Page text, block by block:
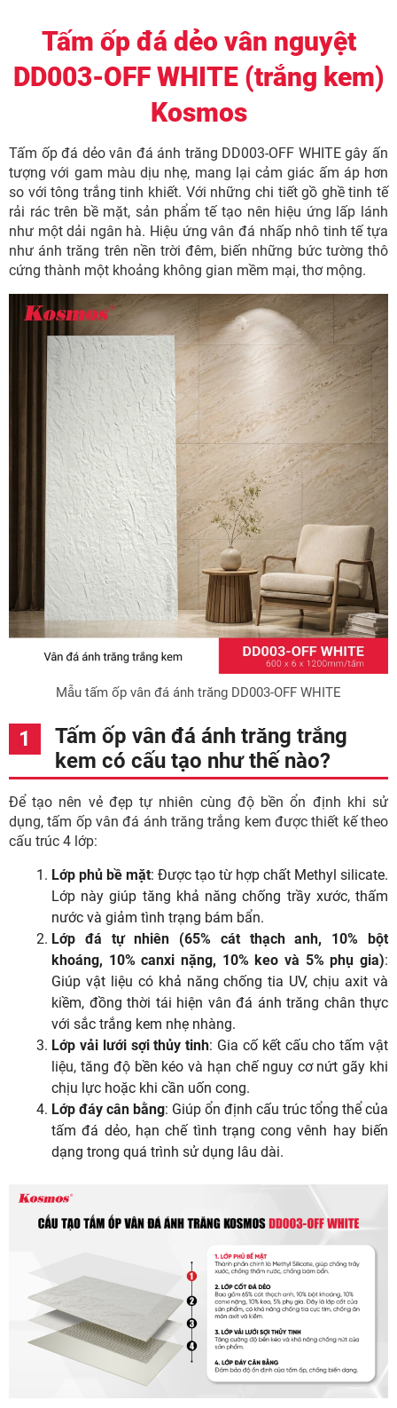
Tấm ốp đá dẻo vân nguyệt
DD003-OFF WHITE (trắng kem)
Kosmos
Tấm ốp đá dẻo vân đá ánh trăng DD003-OFF WHITE gây ấn
tượng với gam màu dịu nhẹ, mang lại cảm giác ấm áp hơn
so với tông trắng tinh khiết. Với những chi tiết gồ ghề tinh tế
rải rác trên bề mặt, sản phẩm tế tạo nên hiệu ứng lấp lánh
như một dải ngân hà. Hiệu ứng vân đá nhấp nhô tinh tế tựa
như ánh trăng trên nền trời đêm, biến những bức tường thô
cứng thành một khoảng không gian mềm mại, thơ mộng.
Mẫu tấm ốp vân đá ánh trăng DD003-OFF WHITE
Tấm ốp vân đá ánh trăng trắng
kem có cấu tạo như thế nào?
Để tạo nên vẻ đẹp tự nhiên cùng độ bền ổn định khi sử
dụng, tấm ốp vân đá ánh trăng trắng kem được thiết kế theo
cấu trúc 4 lớp:
Lớp phủ bề mặt: Được tạo từ hợp chất Methyl silicate.
Lớp này giúp tăng khả năng chống trầy xước, thấm
nước và giảm tình trạng bám bẩn.
Lớp đá tự nhiên (65% cát thạch anh, 10% bột
khoáng, 10% canxi nặng, 10% keo và 5% phụ gia):
Giúp vật liệu có khả năng chống tia UV, chịu axit và
kiềm, đồng thời tái hiện vân đá ánh trăng chân thực
với sắc trắng kem nhẹ nhàng.
Lớp vải lưới sợi thủy tinh: Gia cố kết cấu cho tấm vật
liệu, tăng độ bền kéo và hạn chế nguy cơ nứt gãy khi
chịu lực hoặc khi cần uốn cong.
Lớp đáy cân bằng: Giúp ổn định cấu trúc tổng thể của
tấm đá dẻo, hạn chế tình trạng cong vênh hay biến
dạng trong quá trình sử dụng lâu dài.